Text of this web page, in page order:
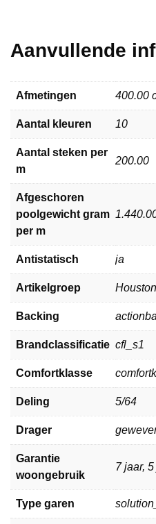
Aanvullende
Afmetingen 400.00
Aantal kleuren 10
Aantal steken per
m
200.00
Afgeschoren
poolgewicht gram
per m
Antistatisch ja
Artikelgroep Houston
Backing
Brandclassificatie cfl_s1
Comfortklasse
Deling 5/64
Drager
Garantie
woongebruik
7 jaar,
Type garen